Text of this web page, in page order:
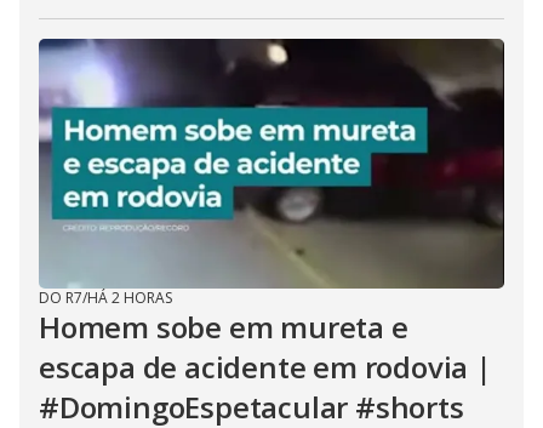
DO R7/HÁ 2 HORAS
Homem sobe em mureta e
escapa de acidente em rodovia |
#DomingoEspetacular #shorts